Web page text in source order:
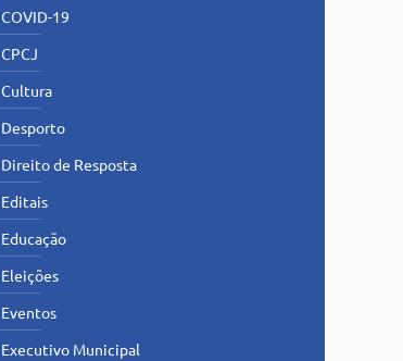
COVID-19
CPCJ
Cultura
Desporto
Direito de Resposta
Editais
Educação
Eleições
Eventos
Executivo Municipal